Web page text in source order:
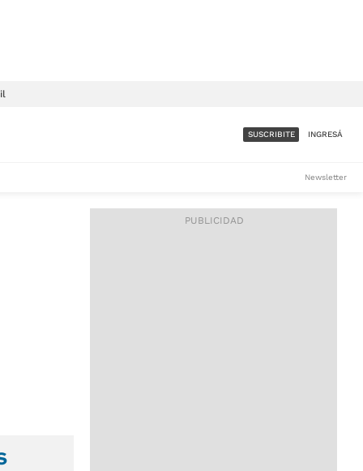
ACCESO FULL - $1.800/MES
SUSCRIBITE INGRESÁ
Newsletter